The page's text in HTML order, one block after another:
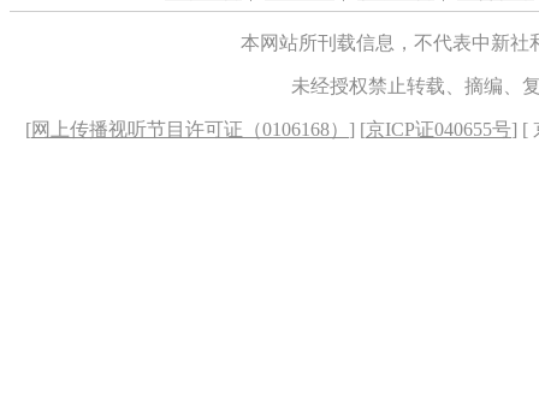
本网站所刊载信息，不代表中新
未经授权禁止转载、摘编、
[网上传播视听节目许可证（0106168） ] [京ICP证040655号] [